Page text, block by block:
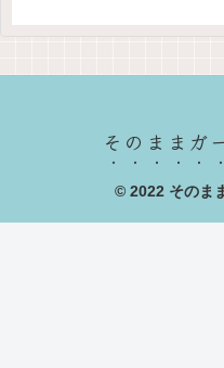
そのままガ
© 2022 そのま